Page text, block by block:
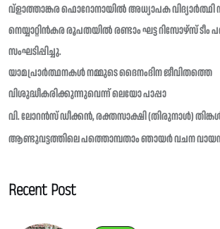
വ്ളാത്താങ്കര ഫൊറോനായിൽ അധ്യാപക വിദ്യാർത്ഥി
നെയ്യാറ്റിൻകര രൂപതയിൽ രണ്ടാം ഘട്ട റിസോഴ്സ് ടീം
സംഘടിപ്പിച്ചു.
യാമപ്രാർത്ഥനകൾ നമ്മുടെ ദൈനംദിന ജീവിതത്തെ
വിശുദ്ധീകരിക്കുന്നുവെന്ന് ലെയോ പാപ്പാ
വി. ലോറൻസ് ഡീക്കൻ, രക്തസാക്ഷി (തിരുനാൾ)
ആണ്ടുവട്ടത്തിലെ പത്തൊമ്പതാം ഞായർ വചന
Recent Post